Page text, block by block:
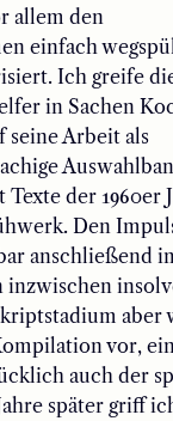
allem den
einfach
Ich greife
in Sachen
seine Arbeit als
der 1960er
Den
anschließend
inzwischen
aber
vor,
auch der
später griff